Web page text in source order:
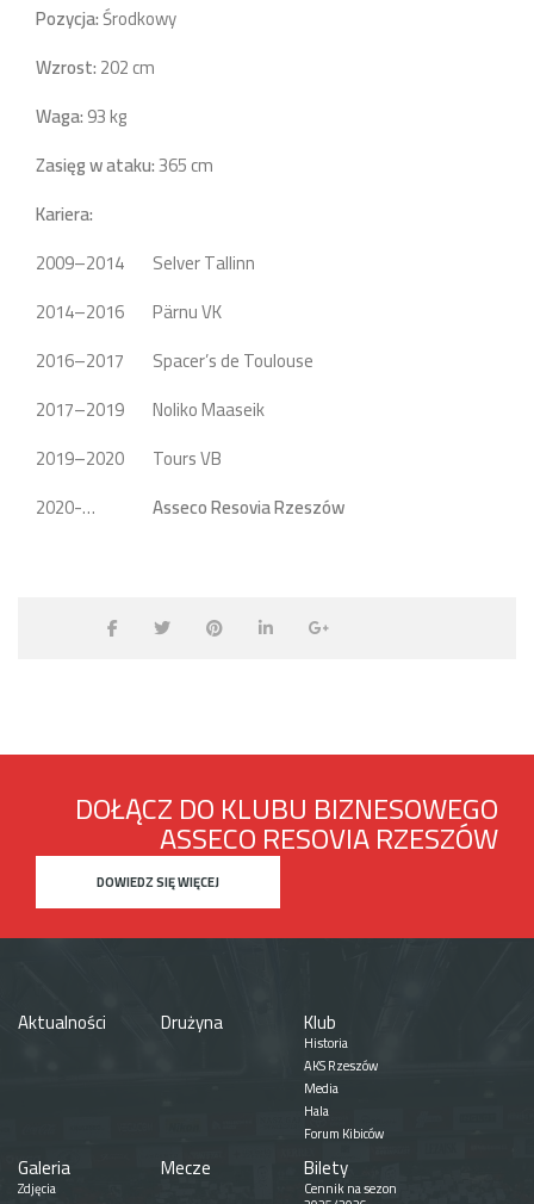
Pozycja:Środkowy
Wzrost:202 cm
Waga:93 kg
Zasięg w ataku:365 cm
Kariera:
2009–2014 Selver Tallinn
2014–2016 Pärnu VK
2016–2017 Spacer’s de Toulouse
2017–2019 Noliko Maaseik
2019–2020 Tours VB
2020-… Asseco Resovia Rzeszów
DOŁĄCZ DO KLUBU BIZNESOWEGO
ASSECO RESOVIA RZESZÓW
DOWIEDZ SIĘ WIĘCEJ
Aktualności Drużyna Klub
Historia
AKS Rzeszów
Media
Hala
Forum Kibiców
Galeria
Zdjęcia
Mecze Bilety
Cennik na sezon